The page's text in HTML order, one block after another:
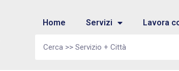
Home Servizi Lavora